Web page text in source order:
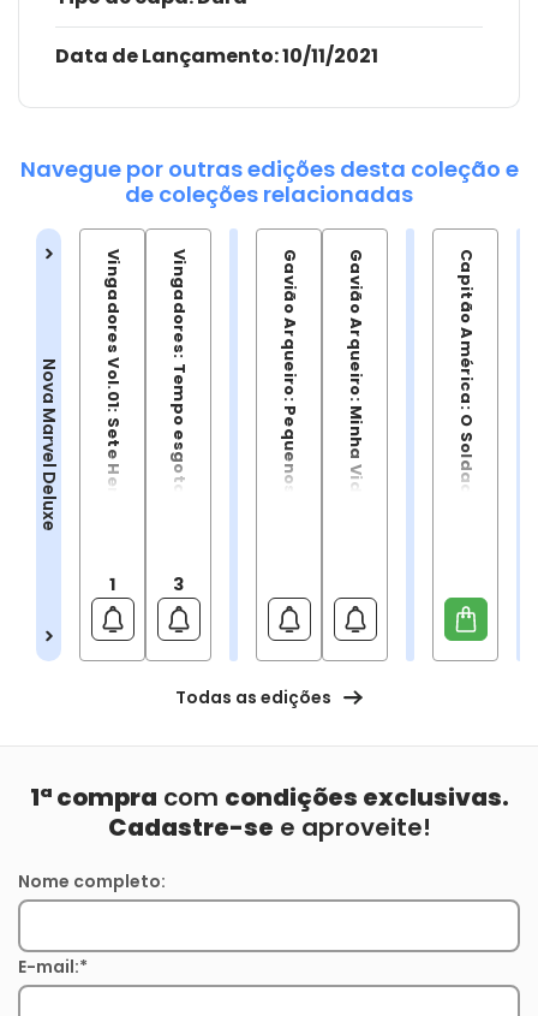
Data de Lançamento:10/11/2021
Navegue por outras edições desta coleção e
de coleções relacionadas
Nova Marvel Deluxe Vingadores Vol.01: Sete Heróis e Um Destino
1
Vingadores: Tempo esgotado Vol.03
3
Gavião Arqueiro: Pequenos AcertosGavião Arqueiro: Minha Vida Como Uma Arma Capitão América: O Soldado do Amanhã
Todas as edições